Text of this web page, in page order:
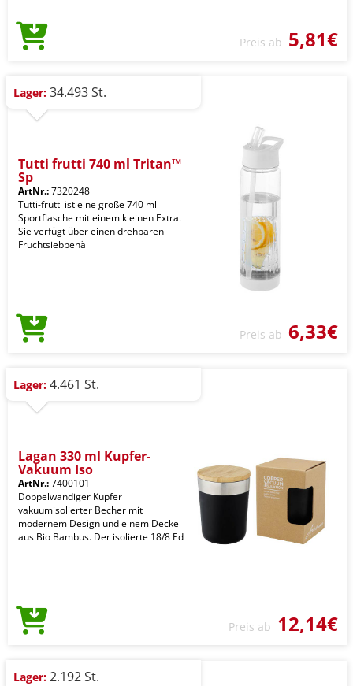
Preis ab 5,81€
Lager: 34.493 St.
Tutti frutti 740 ml Tritan™
Sp
ArtNr.:7320248
Tutti-frutti ist eine große 740 ml
Sportflasche mit einem kleinen Extra.
Sie verfügt über einen drehbaren
Fruchtsiebbehä
Preis ab 6,33€
Lager: 4.461 St.
Lagan 330 ml Kupfer-
Vakuum Iso
ArtNr.:7400101
Doppelwandiger Kupfer
vakuumisolierter Becher mit
modernem Design und einem Deckel
aus Bio Bambus. Der isolierte 18/8 Ed
Preis ab 12,14€
Lager: 2.192 St.